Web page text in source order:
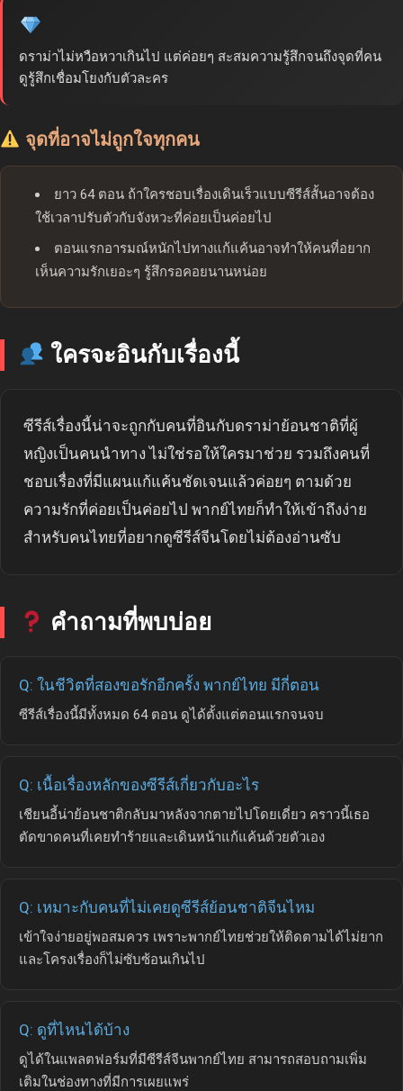
ดราม่าไม่หวือหวาเกินไป แต่ค่อยๆ สะสมความรู้สึกจนถึงจุดที่คน
ดูรู้สึกเชื่อมโยงกับตัวละคร
จุดที่อาจไม่ถูกใจทุกคน
ยาว 64 ตอน ถ้าใครชอบเรื่องเดินเร็วแบบซีรีส์สั้นอาจต้อง
ใช้เวลาปรับตัวกับจังหวะที่ค่อยเป็นค่อยไป
ตอนแรกอารมณ์หนักไปทางแก้แค้นอาจทำให้คนที่อยาก
เห็นความรักเยอะๆ รู้สึกรอคอยนานหน่อย
ใครจะอินกับเรื่องนี้
ซีรีส์เรื่องนี้น่าจะถูกกับคนที่อินกับดราม่าย้อนชาติที่ผู้
หญิงเป็นคนนำทาง ไม่ใช่รอให้ใครมาช่วย รวมถึงคนที่
ชอบเรื่องที่มีแผนแก้แค้นชัดเจนแล้วค่อยๆ ตามด้วย
ความรักที่ค่อยเป็นค่อยไป พากย์ไทยก็ทำให้เข้าถึงง่าย
สำหรับคนไทยที่อยากดูซีรีส์จีนโดยไม่ต้องอ่านซับ
คำถามที่พบบ่อย
Q: ในชีวิตที่สองขอรักอีกครั้ง พากย์ไทย มีกี่ตอน
ซีรีส์เรื่องนี้มีทั้งหมด 64 ตอน ดูได้ตั้งแต่ตอนแรกจนจบ
Q: เนื้อเรื่องหลักของซีรีส์เกี่ยวกับอะไร
เชียนอี้น่าย้อนชาติกลับมาหลังจากตายไปโดยเดี่ยว คราวนี้เธอ
ตัดขาดคนที่เคยทำร้ายและเดินหน้าแก้แค้นด้วยตัวเอง
Q: เหมาะกับคนที่ไม่เคยดูซีรีส์ย้อนชาติจีนไหม
เข้าใจง่ายอยู่พอสมควร เพราะพากย์ไทยช่วยให้ติดตามได้ไม่ยาก
และโครงเรื่องก็ไม่ซับซ้อนเกินไป
Q: ดูที่ไหนได้บ้าง
ดูได้ในแพลตฟอร์มที่มีซีรีส์จีนพากย์ไทย สามารถสอบถามเพิ่ม
เติมในช่องทางที่มีการเผยแพร่